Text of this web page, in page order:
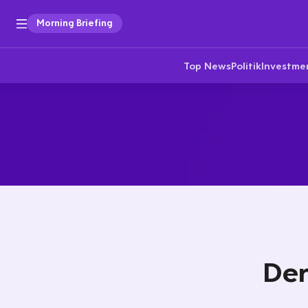
Morning Briefing
Top NewsPolitik